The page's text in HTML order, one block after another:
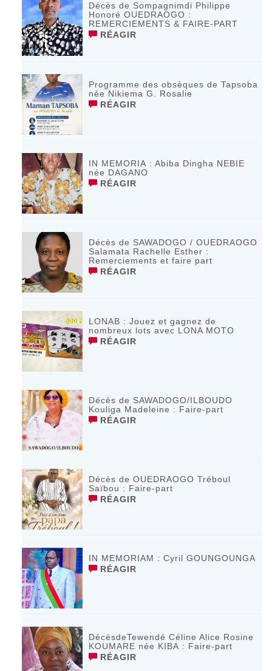
Décès de Sompagnimdi Philippe
Honoré OUEDRAOGO :
REMERCIEMENTS & FAIRE-PART
RÉAGIR
Programme des obsèques de Tapsoba
née Nikiema G. Rosalie
RÉAGIR
IN MEMORIA : Abiba Dingha NEBIE
née DAGANO
RÉAGIR
Décès de SAWADOGO / OUEDRAOGO
Salamata Rachelle Esther :
Remerciements et faire part
RÉAGIR
LONAB : Jouez et gagnez de
nombreux lots avec LONA MOTO
RÉAGIR
Décès de SAWADOGO/ILBOUDO
Kouliga Madeleine : Faire-part
RÉAGIR
Décès de OUEDRAOGO Tréboul
Saïbou : Faire-part
RÉAGIR
IN MEMORIAM : Cyril GOUNGOUNGA
RÉAGIR
DécèsdeTewendé Céline Alice Rosine
KOUMARE née KIBA : Faire-part
RÉAGIR